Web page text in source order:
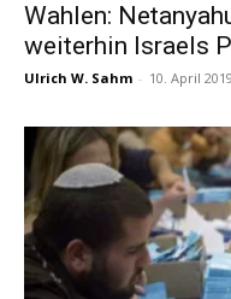
Wahlen:
weiterhin Israels
Ulrich W. Sahm - 10. April 2019